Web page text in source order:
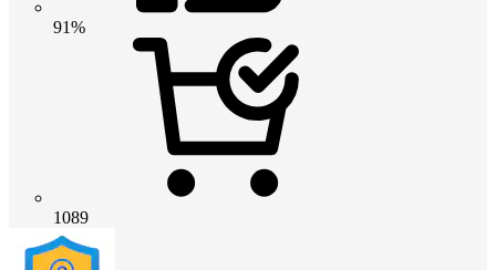
91%
1089